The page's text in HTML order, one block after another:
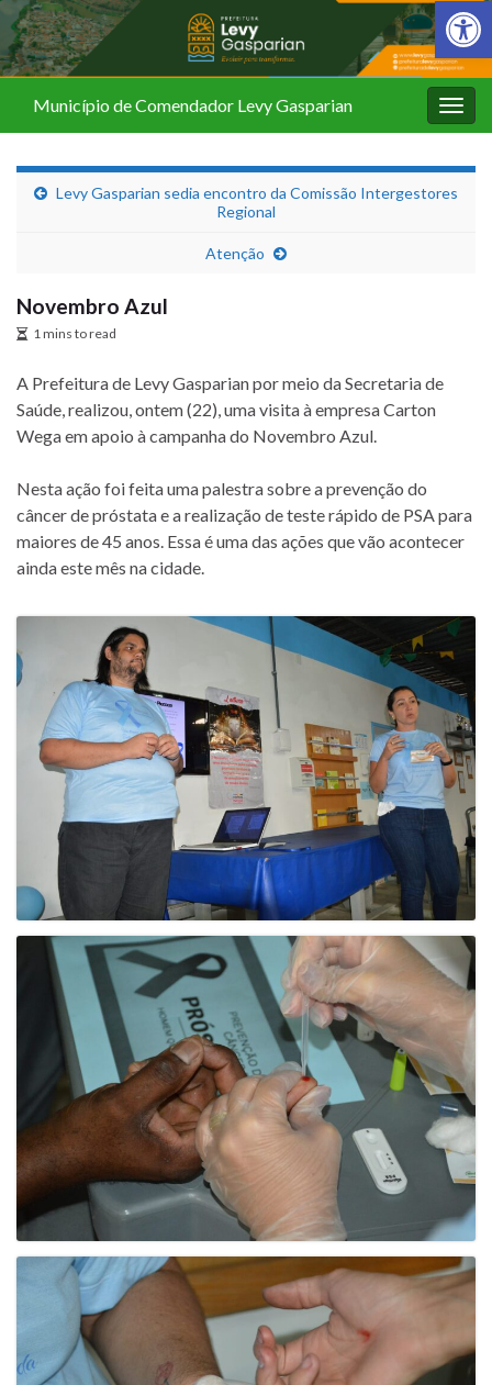
Barra de
Município de Comendador Levy Gasparian
Levy Gasparian sedia encontro da Comissão Intergestores
Regional
Atenção
Novembro Azul
1 mins to read
A Prefeitura de Levy Gasparian por meio da Secretaria de
Saúde, realizou, ontem (22), uma visita à empresa Carton
Wega em apoio à campanha do Novembro Azul.
Nesta ação foi feita uma palestra sobre a prevenção do
câncer de próstata e a realização de teste rápido de PSA para
maiores de 45 anos. Essa é uma das ações que vão acontecer
ainda este mês na cidade.